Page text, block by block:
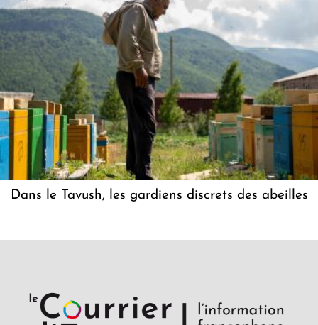
Dans le Tavush, les gardiens discrets des abeilles